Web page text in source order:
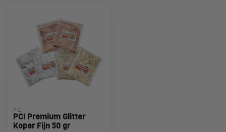
PCI
PCI Premium Glitter
Koper Fijn 50 gr